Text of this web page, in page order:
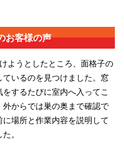
お客様の声
ようとしたところ、面格子の
いるのを見つけました。窓
するたびに室内へ入ってこ
からでは巣の奥まで確認で
場所と作業内容を説明して
。